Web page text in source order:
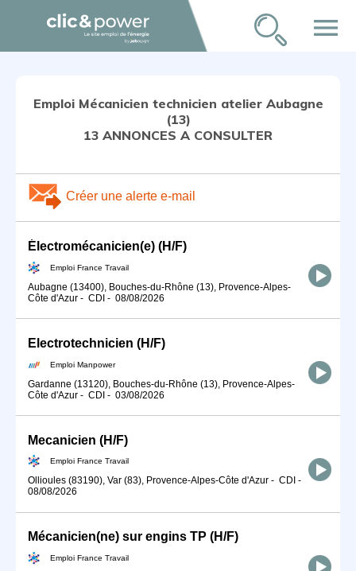
menu
Emploi Mécanicien technicien atelier Aubagne
(13)
13 ANNONCES A CONSULTER
Créer une alerte e-mail
Électromécanicien(e) (H/F)
Emploi France Travail
Aubagne (13400), Bouches-du-Rhône (13), Provence-Alpes-
Côte d'Azur - CDI - 08/08/2026
Electrotechnicien (H/F)
Emploi Manpower
Gardanne (13120), Bouches-du-Rhône (13), Provence-Alpes-
Côte d'Azur - CDI - 03/08/2026
Mecanicien (H/F)
Emploi France Travail
Ollioules (83190), Var (83), Provence-Alpes-Côte d'Azur - CDI -
08/08/2026
Mécanicien(ne) sur engins TP (H/F)
Emploi France Travail